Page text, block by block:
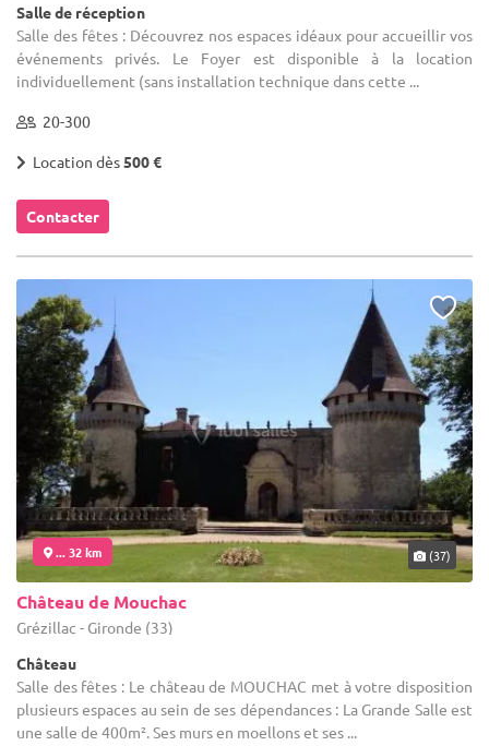
Salle de réception
Salle des fêtes : Découvrez nos espaces idéaux pour accueillir vos
événements privés. Le Foyer est disponible à la location
individuellement (sans installation technique dans cette ...
20-300
Location dès500 €
Contacter
... 32 km (37)
Château de Mouchac
Grézillac - Gironde (33)
Château
Salle des fêtes : Le château de MOUCHAC met à votre disposition
plusieurs espaces au sein de ses dépendances : La Grande Salle est
une salle de 400m². Ses murs en moellons et ses ...